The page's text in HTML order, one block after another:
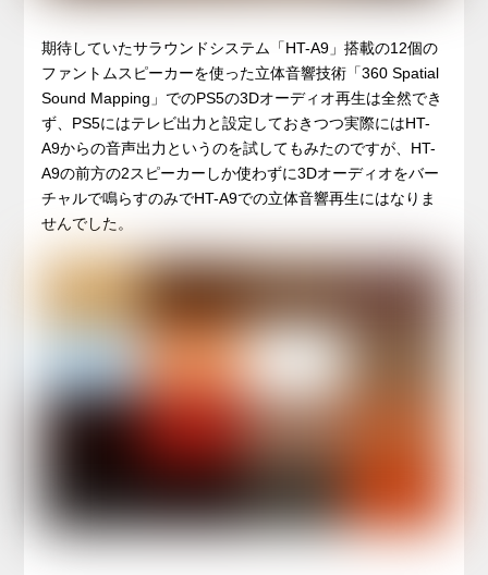
期待していたサラウンドシステム「HT-A9」搭載の12個の
ファントムスピーカーを使った立体音響技術「360 Spatial
Sound Mapping」でのPS5の3Dオーディオ再生は全然でき
ず、PS5にはテレビ出力と設定しておきつつ実際にはHT-
A9からの音声出力というのを試してもみたのですが、HT-
A9の前方の2スピーカーしか使わずに3Dオーディオをバー
チャルで鳴らすのみでHT-A9での立体音響再生にはなりま
せんでした。